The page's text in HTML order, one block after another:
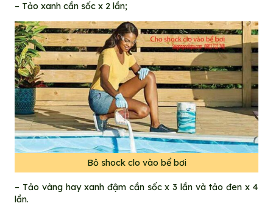
– Tảo xanh cần sốc x 2 lần;
Bỏ shock clo vào bể bơi
– Tảo vàng hay xanh đậm cần sốc x 3 lần và tảo đen x 4
lần.